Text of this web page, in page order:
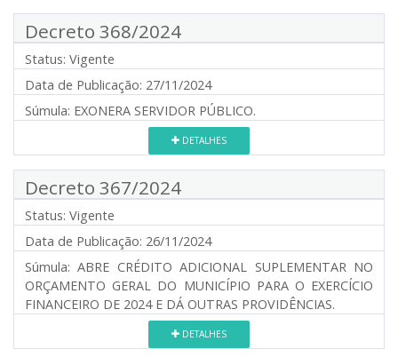
Decreto 368/2024
Status: Vigente
Data de Publicação: 27/11/2024
Súmula: EXONERA SERVIDOR PÚBLICO.
DETALHES
Decreto 367/2024
Status: Vigente
Data de Publicação: 26/11/2024
Súmula: ABRE CRÉDITO ADICIONAL SUPLEMENTAR NO
ORÇAMENTO GERAL DO MUNICÍPIO PARA O EXERCÍCIO
FINANCEIRO DE 2024 E DÁ OUTRAS PROVIDÊNCIAS.
DETALHES